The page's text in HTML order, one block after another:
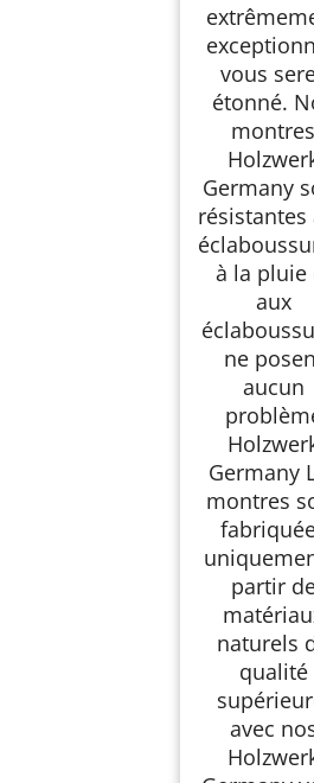
vous
étonné.
montres
Germany
résistantes
à la pluie
aux
ne
aucun
Germany
montres
partir
naturels
qualité
avec